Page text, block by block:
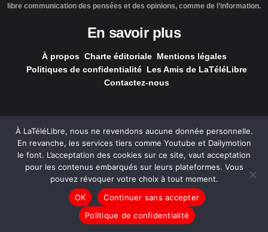
libre communication des pensées et des opinions, comme de l’information.
En savoir plus
À propos Charte éditoriale Mentions légales
Politiques de confidentialité Les Amis de LaTéléLibre
Contactez-nous
LaTéléLibre.fr, ce site a été réalisé par l'agenceNOUS, Ouvert,
Utile & Simple
— Tous les contenus, sauf exception signalée, sont
sous licence Creative Commons .
À LaTéléLibre, nous ne revendons aucune donnée personnelle.
En revanche, les services tiers comme Youtube et Dailymotion
le font. L’acceptation des cookies sur ce site, vaut acceptation
pour les contenus embarqués sur leurs plateformes. Vous
pouvez révoquer votre choix à tout moment.
OK
Continuer sans accepter
Politique de confidentialité